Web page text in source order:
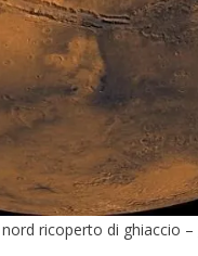
ricoperto di ghiaccio –